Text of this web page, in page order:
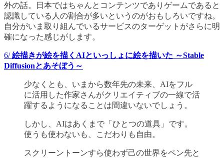
外の話。日本ではちゃんとコンテンツでありゲームであると
認識している人の割合が多いというのがおもしろいですね。
自分がいま取り組んでいるサービスのターゲットがさらに明
確になった感じがします。
6/絵描きが絵を描くAIといっしょに絵を描いた ～Stable
Diffusionとあそぼう～
少なくとも、いまから数年先の未来、AIをフル
に活用した作家さんがクリエイティブの一線で活
躍するようになることは間違いないでしょう。
しかし、AIはあくまで「ひとつの道具」です。
使うも使わないも、こだわりも自由。
スクリーントーンすら使わず己の世界をペン先と